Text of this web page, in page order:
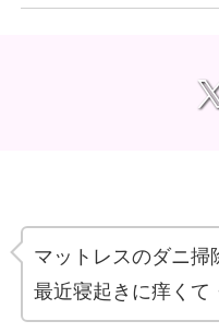
マットレスのダニ掃
最近寝起きに痒くて